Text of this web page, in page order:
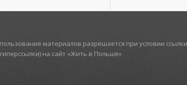
материалов разрешается при условии
на сайт «Жить в Польше»